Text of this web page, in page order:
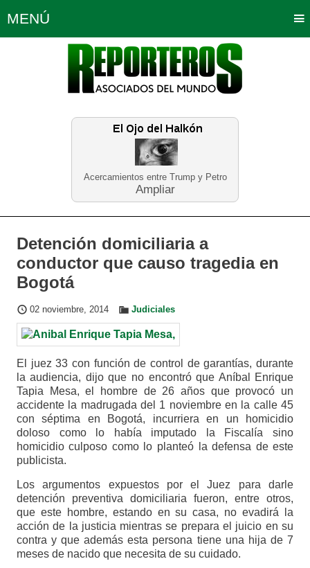
Acercamientos entre Trump y Petro
Ampliar
MENÚ
Política Opinión Bogotá
Planeta Tierra Deportes
Educación Neira
Detención domiciliaria a
conductor que causo tragedia en
Bogotá
02 noviembre, 2014 Judiciales
El juez 33 con función de control de garantías, durante
la audiencia, dijo que no encontró que Aníbal Enrique
Tapia Mesa, el hombre de 26 años que provocó un
accidente la madrugada del 1 noviembre en la calle 45
con séptima en Bogotá, incurriera en un homicidio
doloso como lo había imputado la Fiscalía sino
homicidio culposo como lo planteó la defensa de este
publicista.
Los argumentos expuestos por el Juez para darle
detención preventiva domiciliaria fueron, entre otros,
que este hombre, estando en su casa, no evadirá la
acción de la justicia mientras se prepara el juicio en su
contra y que además esta persona tiene una hija de 7
meses de nacido que necesita de su cuidado.